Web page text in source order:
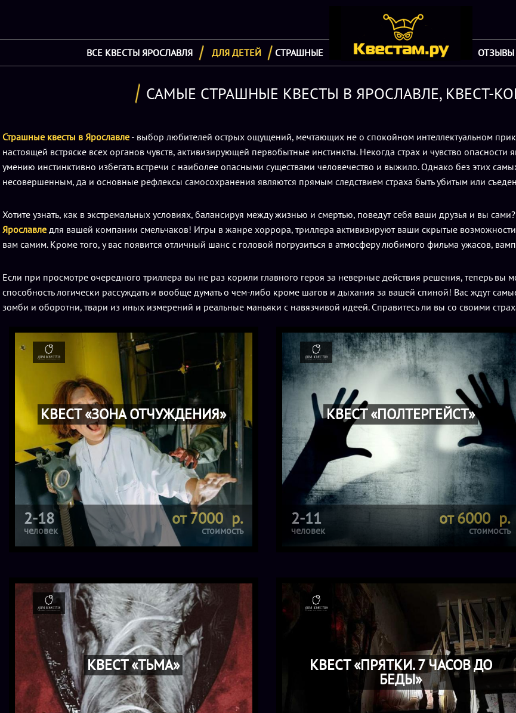
ВСЕ КВЕСТЫ ЯРОСЛАВЛЯ ДЛЯ ДЕТЕЙ СТРАШНЫЕ ОТЗЫВЫ
САМЫЕ СТРАШНЫЕ КВЕСТЫ В ЯРОСЛАВЛЕ, КВЕСТ-
Страшные квесты в Ярославле - выбор любителей острых ощущений, мечтающих не о спокойном интеллектуальном
настоящей встряске всех органов чувств, активизирующей первобытные инстинкты. Некогда страх и чувство
умению инстинктивно избегать встречи с наиболее опасными существами человечество и выжило. Однако без этих
несовершенным, да и основные рефлексы самосохранения являются прямым следствием страха быть убитым или
Хотите узнать, как в экстремальных условиях, балансируя между жизнью и смертью, поведут себя ваши друзья и вы
Ярославле для вашей компании смельчаков! Игры в жанре хоррора, триллера активизируют ваши скрытые
вам самим. Кроме того, у вас появится отличный шанс с головой погрузиться в атмосферу любимого фильма ужасов,
Если при просмотре очередного триллера вы не раз корили главного героя за неверные действия решения, теперь вы
способность логически рассуждать и вообще думать о чем-либо кроме шагов и дыхания за вашей спиной! Вас ждут
зомби и оборотни, твари из иных измерений и реальные маньяки с навязчивой идеей. Справитесь ли вы со своими
КВЕСТ «ЗОНА ОТЧУЖДЕНИЯ»
2-18
человек
от 7000 р.
стоимость
КВЕСТ «ПОЛТЕРГЕЙСТ»
2-11
человек
от 6000 р.
стоимость
КВЕСТ «ТЬМА» КВЕСТ «ПРЯТКИ. 7 ЧАСОВ ДО
БЕДЫ»